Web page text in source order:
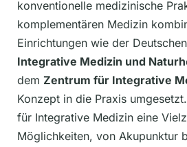
konventionelle medizinische
komplementären Medizin
Einrichtungen wie der Deutschen
Integrative Medizin und
dem Zentrum für Integrative
Konzept in die Praxis
für Integrative Medizin eine
Möglichkeiten, von Akupunktur